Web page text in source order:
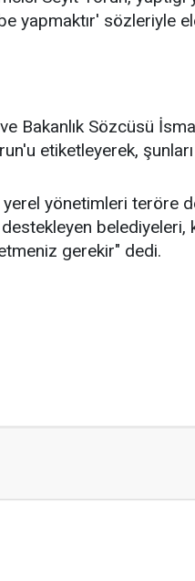
yapmaktır' sözleriyle
ve Bakanlık Sözcüsü
etiketleyerek,
yönetimleri teröre
belediyeleri,
gerekir" dedi.